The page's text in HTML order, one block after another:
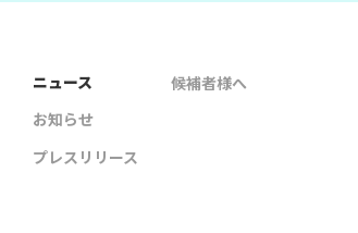
ニュース
お知らせ
プレスリリース
候補者様へ